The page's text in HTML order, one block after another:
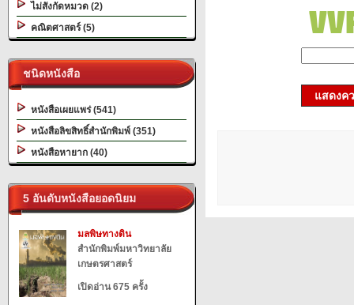
ไม่สังกัดหมวด (2)
คณิตศาสตร์ (5)
ชนิดหนังสือ
หนังสือเผยแพร่ (541)
หนังสือลิขสิทธิ์สำนักพิมพ์ (351)
หนังสือหายาก (40)
5 อันดับหนังสือยอดนิยม
มลพิษทางดิน
สำนักพิมพ์มหาวิทยาลัย
เกษตรศาสตร์
เปิดอ่าน 675 ครั้ง
แสดงค